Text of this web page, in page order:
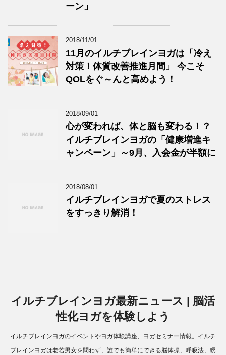
ーン」
2018/11/01
11月のイルチブレインヨガは「冷え
対策！体質改善推進月間」 今こそ
QOLをぐ～んと高めよう！
2018/09/01
心が変われば、体と脳も変わる！？
イルチブレインヨガの「健康増進キ
ャンペーン」～9月、入会金が半額に
2018/08/01
イルチブレインヨガで夏のストレス
をすっきり解消！
イルチブレインヨガ最新ニュース | 脳活
性化ヨガを体験しよう
イルチブレインヨガのイベントやヨガ体験講座、ヨガセミナー情報。イルチ
ブレインヨガは老若男女を問わず、誰でも簡単にできる脳体操、呼吸法、瞑